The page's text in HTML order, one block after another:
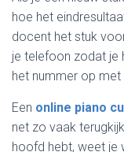
hoe het
docent het stuk
je telefoon zodat je
het nummer op met
Een online piano
net zo vaak
hoofd hebt, weet je